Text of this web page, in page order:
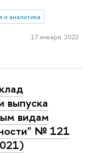
и аналитика
17 января 2022
выпуска
видам
№ 121